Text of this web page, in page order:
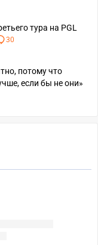
тура на PGL
30
потому что
если бы не они»